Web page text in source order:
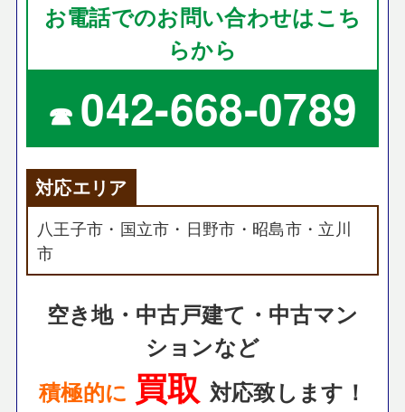
お電話でのお問い合わせはこち
らから
☎ 042-668-0789
対応エリア
八王子市・国立市・日野市・昭島市・立川
市
空き地・中古戸建て・中古マン
ションなど
積極的に 買取 対応致します！